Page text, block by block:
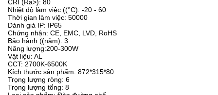
CRI (Ra>): 80
Nhiệt độ làm việc ((°C): -20 - 60
Thời gian làm việc: 50000
Đánh giá IP: IP65
Chứng nhận: CE, EMC, LVD, RoHS
Bảo hành ((năm): 3
Năng lượng:200-300W
Vật liệu: AL
CCT: 2700K-6500K
Kích thước sản phẩm: 872*315*80
Trọng lượng ròng: 6
Trọng lượng tổng: 8